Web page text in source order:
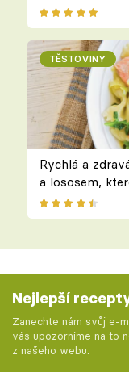
TĚSTOVINY
Rychlá a
a lososem,
Nejlepší
Zanechte nám svůj e-
vás upozorníme na to
z našeho webu.